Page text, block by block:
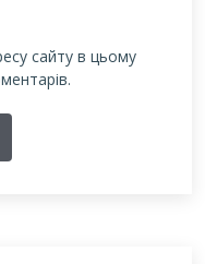
сайту в цьому